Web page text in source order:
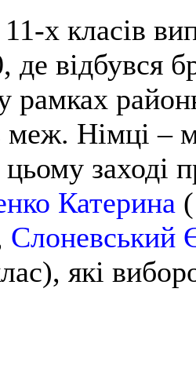
х класів
відбувся
рамках
меж. Німці
заході
Катерина
Слоневський
які